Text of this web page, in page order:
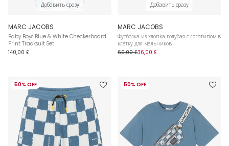
Добавить сразу
MARC JACOBS
Baby Boys Blue & White Checkerboard
Print Tracksuit Set
140,00 £
Добавить сразу
MARC JACOBS
Футболка из хлопка голубая с логотипом в
клетку для мальчиков
60,00 £36,00 £
50% OFF 50% OFF